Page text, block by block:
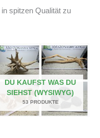
in spitzen Qualität zu
DU KAUFST WAS DU
SIEHST (WYSIWYG)
53 PRODUKTE